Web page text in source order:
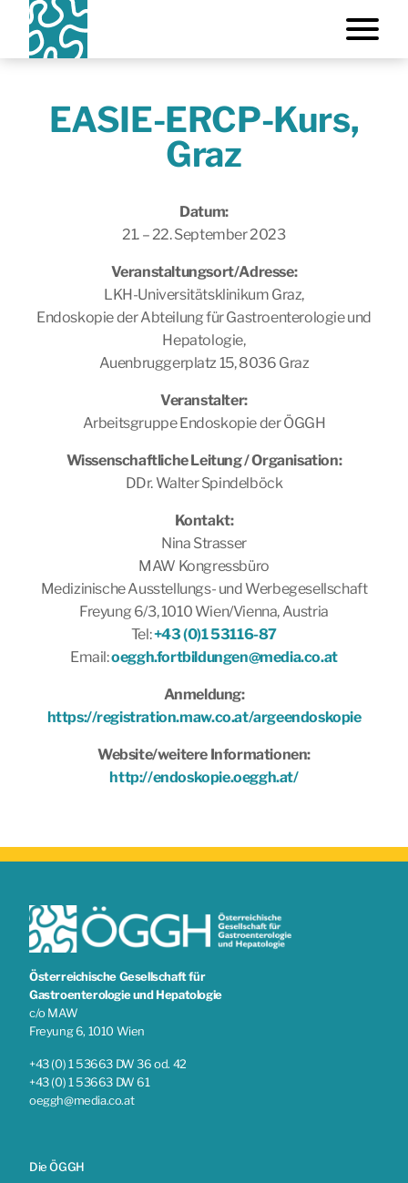
EASIE-ERCP-Kurs,
Graz
Datum:
21. – 22. September 2023
Veranstaltungsort/Adresse:
LKH-Universitätsklinikum Graz,
Endoskopie der Abteilung für Gastroenterologie und
Hepatologie,
Auenbruggerplatz 15, 8036 Graz
Veranstalter:
Arbeitsgruppe Endoskopie der ÖGGH
Wissenschaftliche Leitung / Organisation:
DDr. Walter Spindelböck
Kontakt:
Nina Strasser
MAW Kongressbüro
Medizinische Ausstellungs- und Werbegesellschaft
Freyung 6/3, 1010 Wien/Vienna, Austria
Tel:+43 (0)1 53116-87
Email:oeggh.fortbildungen@media.co.at
Anmeldung:
https://registration.maw.co.at/argeendoskopie
Website/weitere Informationen:
http://endoskopie.oeggh.at/
Österreichische Gesellschaft für
Gastroenterologie und Hepatologie
c/o MAW
Freyung 6, 1010 Wien
+43 (0) 1 53663 DW 36 od. 42
+43 (0) 1 53663 DW 61
oeggh@media.co.at
Die ÖGGH